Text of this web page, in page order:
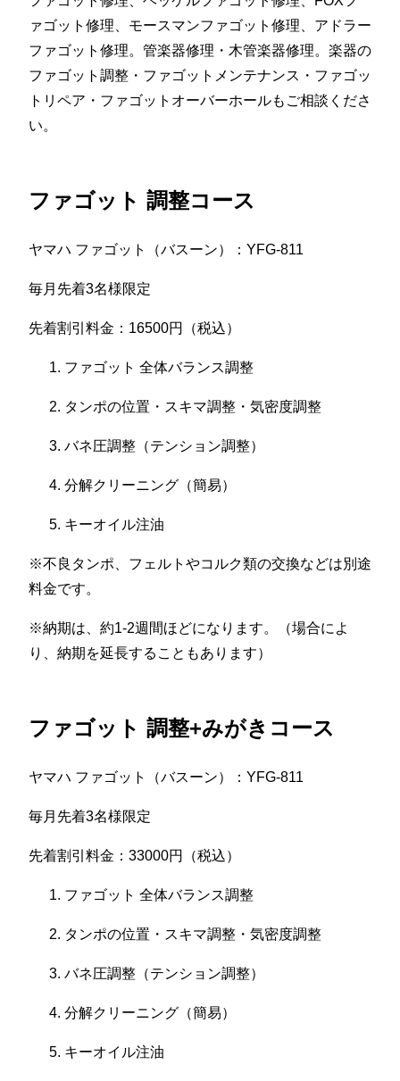
ァゴット修理、モースマンファゴット修理、アドラー
ファゴット修理。管楽器修理・木管楽器修理。楽器の
ファゴット調整・ファゴットメンテナンス・ファゴッ
トリペア・ファゴットオーバーホールもご相談くださ
い。
ファゴット 調整コース
ヤマハ ファゴット（バスーン）：YFG-811
毎月先着3名様限定
先着割引料金：16500円（税込）
ファゴット 全体バランス調整
タンポの位置・スキマ調整・気密度調整
バネ圧調整（テンション調整）
分解クリーニング（簡易）
キーオイル注油
※不良タンポ、フェルトやコルク類の交換などは別途
料金です。
※納期は、約1-2週間ほどになります。（場合によ
り、納期を延長することもあります）
ファゴット 調整+みがきコース
ヤマハ ファゴット（バスーン）：YFG-811
毎月先着3名様限定
先着割引料金：33000円（税込）
ファゴット 全体バランス調整
タンポの位置・スキマ調整・気密度調整
バネ圧調整（テンション調整）
分解クリーニング（簡易）
キーオイル注油